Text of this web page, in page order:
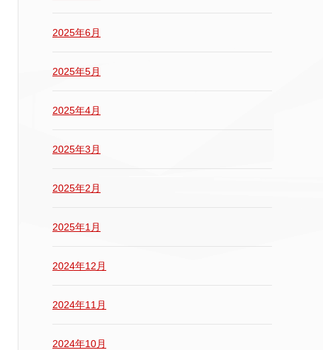
2025年6月
2025年5月
2025年4月
2025年3月
2025年2月
2025年1月
2024年12月
2024年11月
2024年10月